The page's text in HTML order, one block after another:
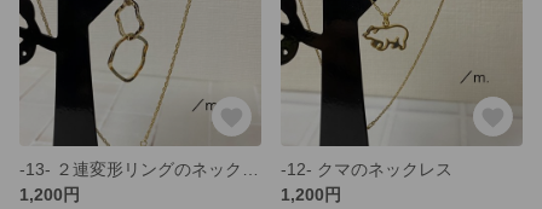
1,200円
-12- クマのネックレス
1,200円